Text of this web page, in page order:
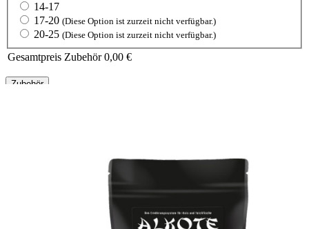
14-17
17-20 (Diese Option ist zurzeit nicht verfügbar.)
20-25 (Diese Option ist zurzeit nicht verfügbar.)
Gesamtpreis Zubehör 0,00 €
Zubehör